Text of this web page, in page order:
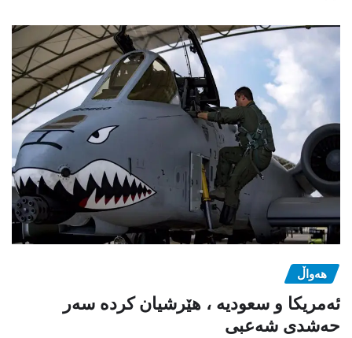
هەواڵ
ئەمریکا و سعودیە ، هێرشیان کردە سەر
حەشدی شەعبی